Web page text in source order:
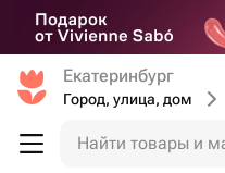
Екатеринбург
Город, улица, дом
Найти товары и